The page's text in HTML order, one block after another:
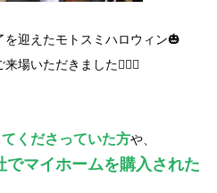
迎えたモトスミハロウィン🎃
場いただきました🙇‍♀️✨
くださっていた方や、
マイホームを購入された